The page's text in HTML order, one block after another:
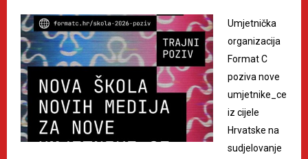
Umjetnička
organizacija
Format C
poziva nove
umjetnike_ce
iz cijele
Hrvatske na
sudjelovanje